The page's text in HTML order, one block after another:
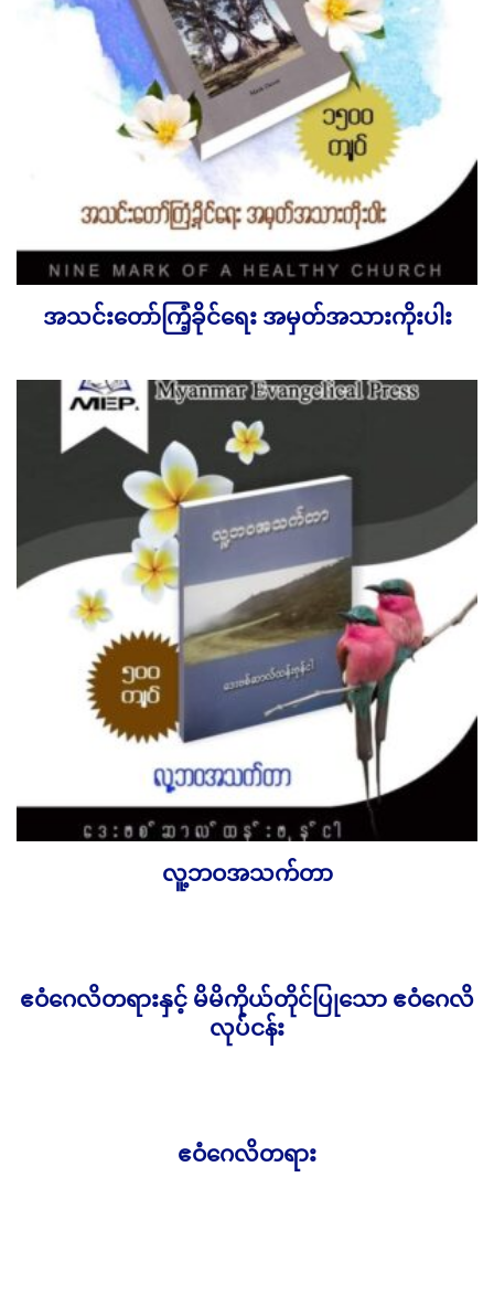
1,500.00Ks
အသင်းတော်ကြံ့ခိုင်ရေး အမှတ်အသားကိုးပါး
500.00Ks
လူ့ဘဝအသက်တာ
1,000.00Ks
ဧဝံဂေလိတရားနှင့် မိမိကိုယ်တိုင်ပြုသော ဧဝံဂေလိ
လုပ်ငန်း
3,000.00Ks
ဧဝံဂေလိတရား